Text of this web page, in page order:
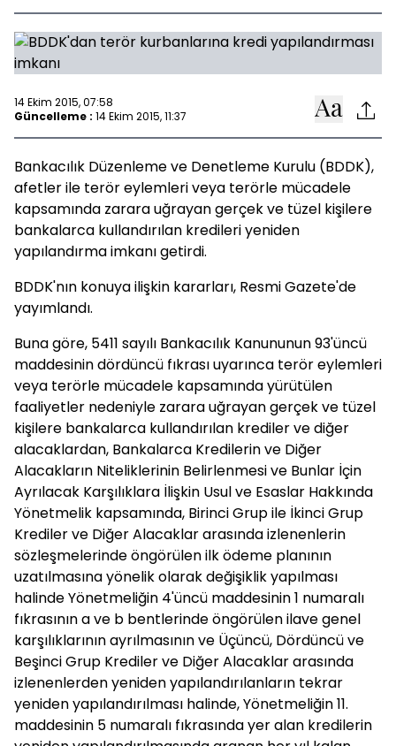
14 Ekim 2015, 07:58
Güncelleme : 14 Ekim 2015, 11:37
Bankacılık Düzenleme ve Denetleme Kurulu (BDDK),
afetler ile terör eylemleri veya terörle mücadele
kapsamında zarara uğrayan gerçek ve tüzel kişilere
bankalarca kullandırılan kredileri yeniden
yapılandırma imkanı getirdi.
BDDK'nın konuya ilişkin kararları, Resmi Gazete'de
yayımlandı.
Buna göre, 5411 sayılı Bankacılık Kanununun 93'üncü
maddesinin dördüncü fıkrası uyarınca terör eylemleri
veya terörle mücadele kapsamında yürütülen
faaliyetler nedeniyle zarara uğrayan gerçek ve tüzel
kişilere bankalarca kullandırılan krediler ve diğer
alacaklardan, Bankalarca Kredilerin ve Diğer
Alacakların Niteliklerinin Belirlenmesi ve Bunlar İçin
Ayrılacak Karşılıklara İlişkin Usul ve Esaslar Hakkında
Yönetmelik kapsamında, Birinci Grup ile İkinci Grup
Krediler ve Diğer Alacaklar arasında izlenenlerin
sözleşmelerinde öngörülen ilk ödeme planının
uzatılmasına yönelik olarak değişiklik yapılması
halinde Yönetmeliğin 4'üncü maddesinin 1 numaralı
fıkrasının a ve b bentlerinde öngörülen ilave genel
karşılıklarının ayrılmasının ve Üçüncü, Dördüncü ve
Beşinci Grup Krediler ve Diğer Alacaklar arasında
izlenenlerden yeniden yapılandırılanların tekrar
yeniden yapılandırılması halinde, Yönetmeliğin 11.
maddesinin 5 numaralı fıkrasında yer alan kredilerin